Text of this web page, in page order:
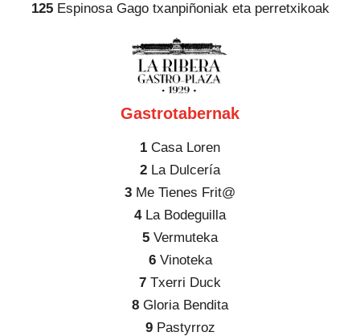
125Espinosa Gago txanpiñoniak eta perretxikoak
Gastrotabernak
1 Casa Loren
2 La Dulcería
3 Me Tienes Frit@
4La Bodeguilla
5 Vermuteka
6Vinoteka
7 Txerri Duck
8 Gloria Bendita
9Pastyrroz